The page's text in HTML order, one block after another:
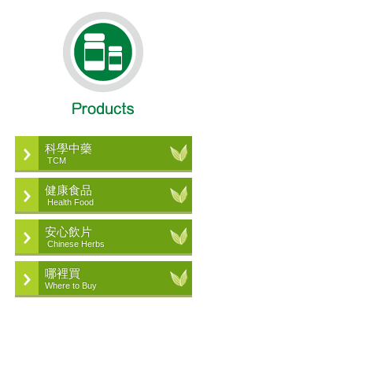
科學中藥
TCM
健康食品
Health Food
安心飲片
Chinese Herbs
哪裡買
Where to Buy